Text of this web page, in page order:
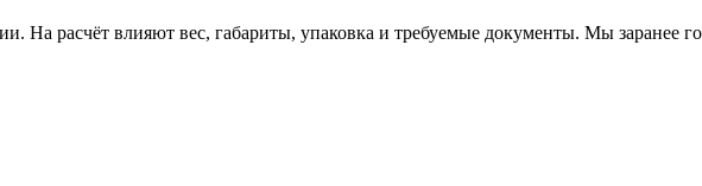
На расчёт влияют вес, габариты, упаковка и требуемые документы. Мы заранее